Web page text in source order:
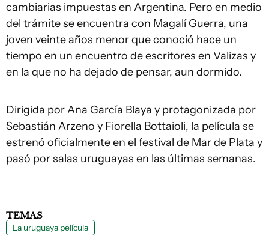
cambiarias impuestas en Argentina. Pero en medio
del trámite se encuentra con Magalí Guerra, una
joven veinte años menor que conoció hace un
tiempo en un encuentro de escritores en Valizas y
en la que no ha dejado de pensar, aun dormido.
Dirigida por Ana García Blaya y protagonizada por
Sebastián Arzeno y Fiorella Bottaioli, la película se
estrenó oficialmente en el festival de Mar de Plata y
pasó por salas uruguayas en las últimas semanas.
TEMAS
La uruguaya película